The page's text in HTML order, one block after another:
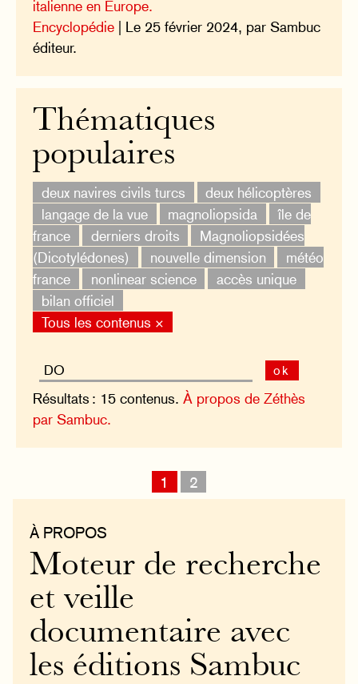
italienne en Europe.
Encyclopédie | Le 25 février 2024, par Sambuc
éditeur.
Thématiques
populaires
deux navires civils turcs
deux hélicoptères
langage de la vue
magnoliopsida
île de
france
derniers droits
Magnoliopsidées
(Dicotylédones)
nouvelle dimension
météo
france
nonlinear science
accès unique
bilan officiel
Tous les contenus ×
ok
Résultats : 15 contenus.À propos de Zéthès
par Sambuc.
1 2
À PROPOS
Moteur de recherche
et veille
documentaire avec
les éditions Sambuc